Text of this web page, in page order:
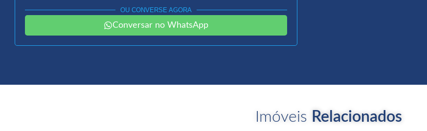
OU CONVERSE AGORA
Conversar no WhatsApp
Imóveis Relacionados